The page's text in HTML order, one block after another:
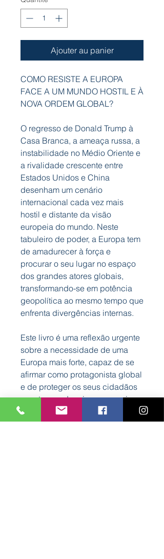
Ajouter au panier
COMO RESISTE A EUROPA
FACE A UM MUNDO HOSTIL E À
NOVA ORDEM GLOBAL?
O regresso de Donald Trump à
Casa Branca, a ameaça russa, a
instabilidade no Médio Oriente e
a rivalidade crescente entre
Estados Unidos e China
desenham um cenário
internacional cada vez mais
hostil e distante da visão
europeia do mundo. Neste
tabuleiro de poder, a Europa tem
de amadurecer à força e
procurar o seu lugar no espaço
dos grandes atores globais,
transformando-se em potência
geopolítica ao mesmo tempo que
enfrenta divergências internas.
Este livro é uma reflexão urgente
sobre a necessidade de uma
Europa mais forte, capaz de se
afirmar como protagonista global
e de proteger os seus cidadãos
num tempo de crises sucessivas.